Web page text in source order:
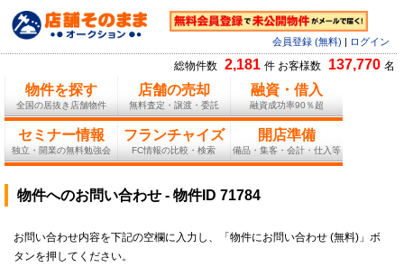
会員登録 (無料) ログイン
総物件数 2,181 件 お客様数 137,770 名
物件を探す
全国の居抜き店舗物件
店舗の売却
無料査定・譲渡・委託
融資・借入
融資成功率90％超
セミナー情報
独立・開業の無料勉強会
フランチャイズ
FC情報の比較・検索
開店準備
備品・集客・会計・仕入等
物件へのお問い合わせ - 物件ID 71784
お問い合わせ内容を下記の空欄に入力し、「物件にお問い合わせ (無料)」ボ
タンを押してください。